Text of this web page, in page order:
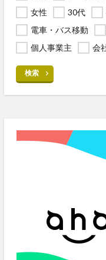
女性
30代
電車・バス移動
個人事業主
会
検索